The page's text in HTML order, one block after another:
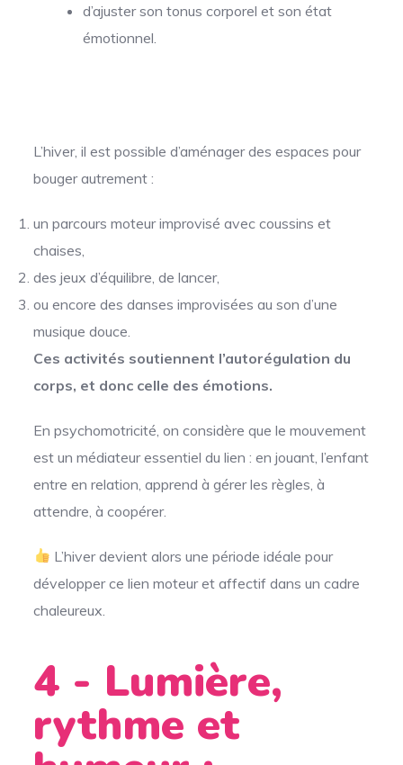
d’ajuster son tonus corporel et son état
émotionnel.
L’hiver, il est possible d’aménager des espaces pour
bouger autrement :
un parcours moteur improvisé avec coussins et
chaises,
des jeux d’équilibre, de lancer,
ou encore des danses improvisées au son d’une
musique douce.
Ces activités soutiennent l’autorégulation du
corps, et donc celle des émotions.
En psychomotricité, on considère que le mouvement
est un médiateur essentiel du lien : en jouant, l’enfant
entre en relation, apprend à gérer les règles, à
attendre, à coopérer.
L’hiver devient alors une période idéale pour
développer ce lien moteur et affectif dans un cadre
chaleureux.
4 - Lumière,
rythme et